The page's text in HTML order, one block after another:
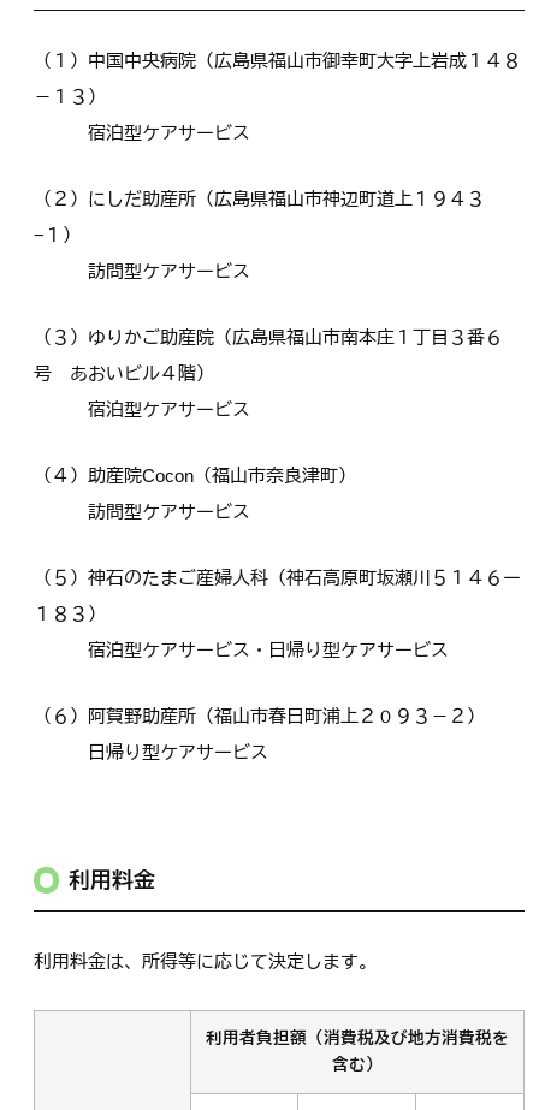
（１）中国中央病院（広島県福山市御幸町大字上岩成１４８
－１３）
宿泊型ケアサービス
（２）にしだ助産所（広島県福山市神辺町道上１９４３
−１）
訪問型ケアサービス
（３）ゆりかご助産院（広島県福山市南本庄１丁目３番６
号 あおいビル４階）
宿泊型ケアサービス
（４）助産院Cocon（福山市奈良津町）
訪問型ケアサービス
（５）神石のたまご産婦人科（神石高原町坂瀬川５１４６ー
１８３）
宿泊型ケアサービス・日帰り型ケアサービス
（６）阿賀野助産所（福山市春日町浦上２０９３－２）
日帰り型ケアサービス
利用料金
利用料金は、所得等に応じて決定します。
利用者負担額（消費税及び地方消費税を
含む）